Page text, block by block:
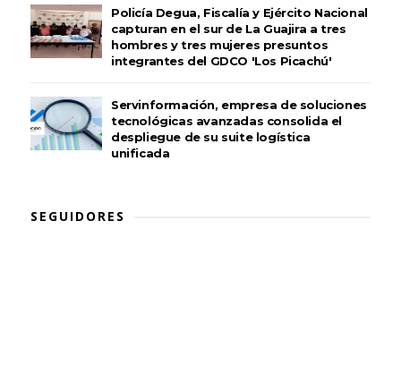
Policía Degua, Fiscalía y Ejército Nacional
capturan en el sur de La Guajira a tres
hombres y tres mujeres presuntos
integrantes del GDCO 'Los Picachú'
Servinformación, empresa de soluciones
tecnológicas avanzadas consolida el
despliegue de su suite logística
unificada
SEGUIDORES